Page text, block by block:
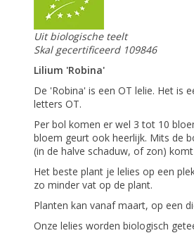
Uit biologische teelt
Skal gecertificeerd 109846
Lilium 'Robina'
De 'Robina' is een OT lelie. Het is
letters OT.
Per bol komen er wel 3 tot 10
bloem geurt ook heerlijk. Mits de
(in de halve schaduw, of zon)
Het beste plant je lelies op een
zo minder vat op de plant.
Planten kan vanaf maart, op een
Onze lelies worden biologisch